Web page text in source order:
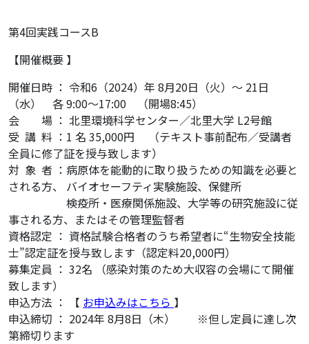
第4回実践コースB
【開催概要 】
開催日時 ： 令和6（2024）年 8月20日（火）～ 21日
（水） 各 9:00～17:00 （開場8:45）
会 場 ： 北里環境科学センター／北里大学 L2号館
受 講 料 ：1 名 35,000円 （テキスト事前配布／受講者
全員に修了証を授与致します）
対 象 者 ：病原体を能動的に取り扱うための知識を必要と
される方、 バイオセーフティ実験施設、保健所
検疫所・医療関係施設、大学等の研究施設に従
事される方、またはその管理監督者
資格認定 ： 資格試験合格者のうち希望者に“生物安全技能
士”認定証を授与致します（認定料20,000円）
募集定員 ： 32名 （感染対策のため大収容の会場にて開催
致します）
申込方法 ： 【 お申込みはこちら 】
申込締切 ： 2024年 8月8日（木） ※但し定員に達し次
第締切ります